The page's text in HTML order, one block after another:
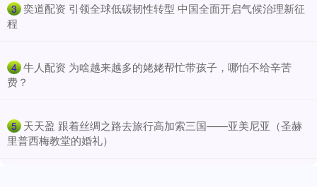
3 ​奕道配资 引领全球低碳韧性转型 中国全面开启气候治理新征
程
4 ​牛人配资 为啥越来越多的姥姥帮忙带孩子，哪怕不给辛苦
费？
5 ​天天盈 跟着丝绸之路去旅行高加索三国——亚美尼亚（圣赫
里普西梅教堂的婚礼）